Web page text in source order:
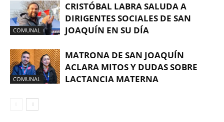
COMUNAL
CRISTÓBAL LABRA SALUDA A
DIRIGENTES SOCIALES DE SAN
JOAQUÍN EN SU DÍA
COMUNAL
MATRONA DE SAN JOAQUÍN
ACLARA MITOS Y DUDAS SOBRE
LACTANCIA MATERNA